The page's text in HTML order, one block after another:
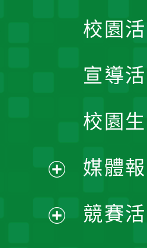
校園
宣導
校園
媒體
競賽
開